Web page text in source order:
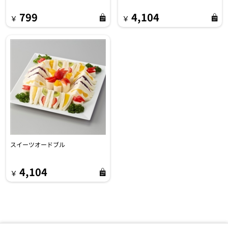
￥ 799 ￥ 4,104
スイーツオードブル
￥ 4,104